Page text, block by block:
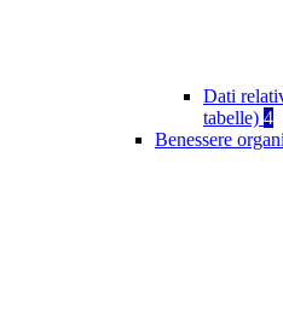
Dati
tabelle) 4
Benessere